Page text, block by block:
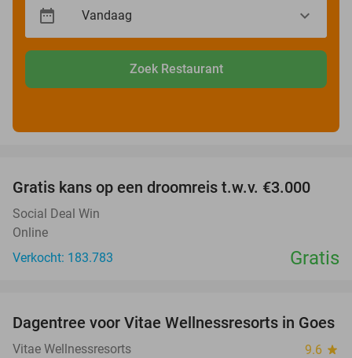
Zoek Restaurant
Gratis kans op een droomreis t.w.v. €3.000
Social Deal Win
Online
Verkocht: 183.783
Gratis
49%
Dagentree voor Vitae Wellnessresorts in Goes
Vitae Wellnessresorts 9.6 star